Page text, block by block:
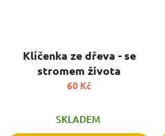
Klíčenka ze dřeva - se
stromem života
60 Kč
SKLADEM